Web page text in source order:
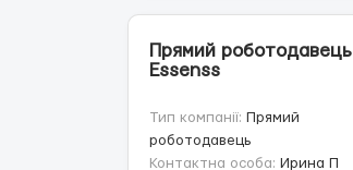
Прямий роботодавець
Essenss
Тип компанії: Прямий
роботодавець
Контактна особа: Ирина П